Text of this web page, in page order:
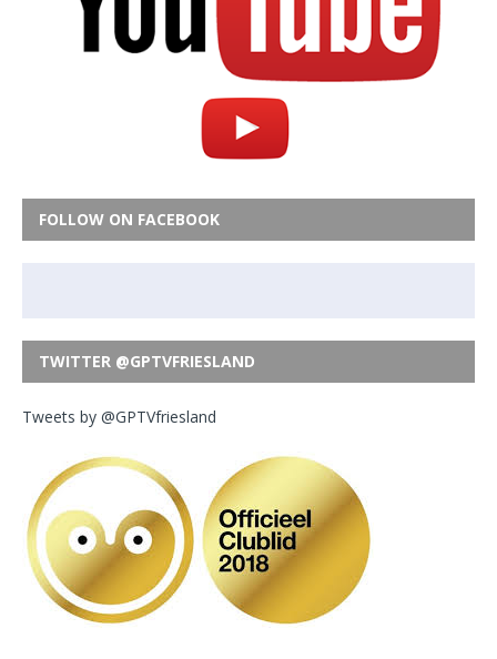
FOLLOW ON FACEBOOK
TWITTER @GPTVFRIESLAND
Tweets by @GPTVfriesland